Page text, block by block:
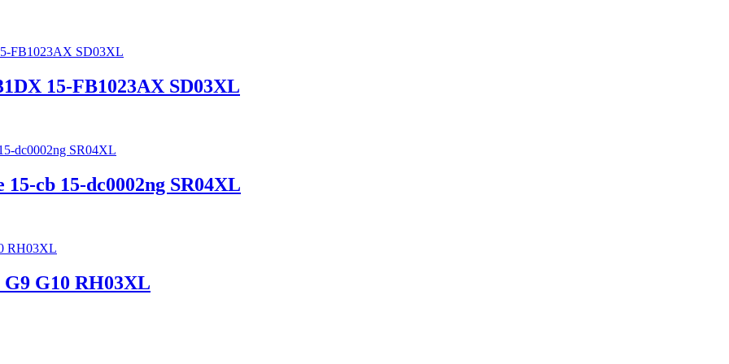
15-FB1023AX SD03XL
cb 15-dc0002ng SR04XL
G9 G10 RH03XL